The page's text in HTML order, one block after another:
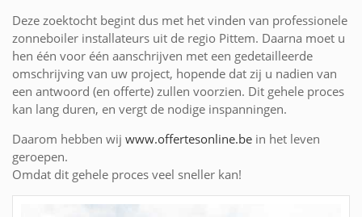
Deze zoektocht begint dus met het vinden van professionele
zonneboiler installateurs uit de regio Pittem. Daarna moet u
hen één voor één aanschrijven met een gedetailleerde
omschrijving van uw project, hopende dat zij u nadien van
een antwoord (en offerte) zullen voorzien. Dit gehele proces
kan lang duren, en vergt de nodige inspanningen.
Daarom hebben wij www.offertesonline.be in het leven
geroepen.
Omdat dit gehele proces veel sneller kan!